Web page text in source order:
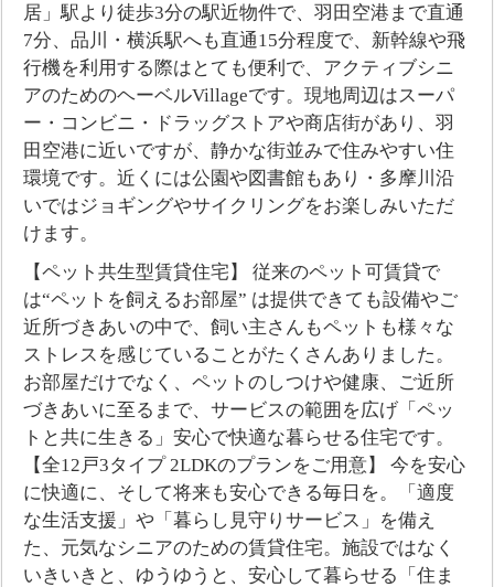
居」駅より徒歩3分の駅近物件で、羽田空港まで直通
7分、品川・横浜駅へも直通15分程度で、新幹線や飛
行機を利用する際はとても便利で、アクティブシニ
アのためのヘーベルVillageです。現地周辺はスーパ
ー・コンビニ・ドラッグストアや商店街があり、羽
田空港に近いですが、静かな街並みで住みやすい住
環境です。近くには公園や図書館もあり・多摩川沿
いではジョギングやサイクリングをお楽しみいただ
けます。
【ペット共生型賃貸住宅】 従来のペット可賃貸で
は“ペットを飼えるお部屋” は提供できても設備やご
近所づきあいの中で、飼い主さんもペットも様々な
ストレスを感じていることがたくさんありました。
お部屋だけでなく、ペットのしつけや健康、ご近所
づきあいに至るまで、サービスの範囲を広げ「ペッ
トと共に生きる」安心で快適な暮らせる住宅です。
【全12戸3タイプ 2LDKのプランをご用意】 今を安心
に快適に、そして将来も安心できる毎日を。「適度
な生活支援」や「暮らし見守りサービス」を備え
た、元気なシニアのための賃貸住宅。施設ではなく
いきいきと、ゆうゆうと、安心して暮らせる「住ま